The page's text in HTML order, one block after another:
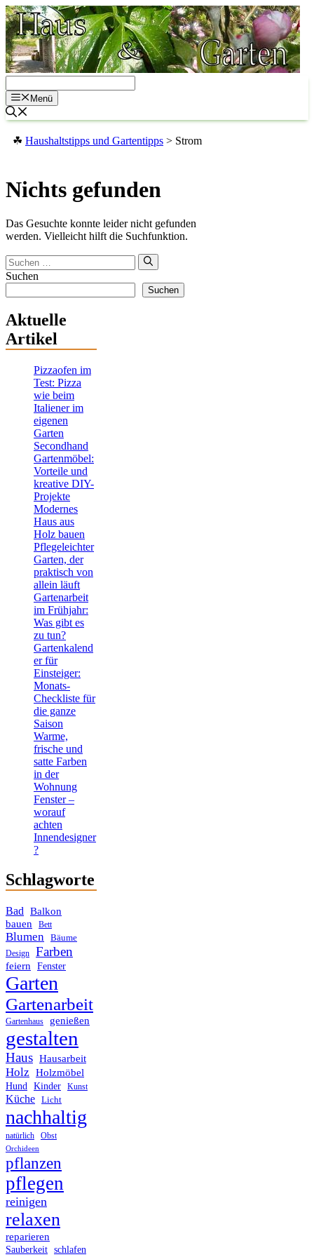
Zum
Inhalt
springen
Menü
☘ Haushaltstipps und Gartentipps > Strom
Nichts gefunden
Das Gesuchte konnte leider nicht gefunden
werden. Vielleicht hilft die Suchfunktion.
Suchen
nach:
Suchen
Suchen
Aktuelle
Artikel
Pizzaofen im
Test: Pizza
wie beim
Italiener im
eigenen
Garten
Secondhand
Gartenmöbel:
Vorteile und
kreative DIY-
Projekte
Modernes
Haus aus
Holz bauen
Pflegeleichter
Garten, der
praktisch von
allein läuft
Gartenarbeit
im Frühjahr:
Was gibt es
zu tun?
Gartenkalend
er für
Einsteiger:
Monats-
Checkliste für
die ganze
Saison
Warme,
frische und
satte Farben
in der
Wohnung
Fenster –
worauf
achten
Innendesigner
?
Schlagworte
Bad
Balkon
bauen
Bett
Blumen Bäume
Design Farben
feiern Fenster
Garten
Gartenarbeit
Gartenhaus genießen
gestalten
Haus Hausarbeit
Holz Holzmöbel
Hund Kinder Kunst
Küche Licht
nachhaltig
natürlich Obst
Orchideen
pflanzen
pflegen
reinigen
relaxen
reparieren
Sauberkeit schlafen